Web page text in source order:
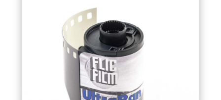
- 21 x 30 cm
14,90€